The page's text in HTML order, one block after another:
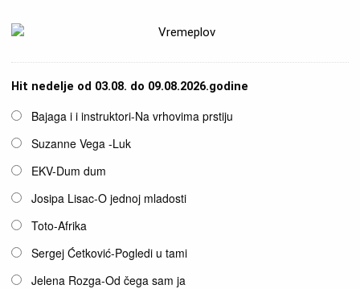
Hit nedelje od 03.08. do 09.08.2026.godine
OpcijeBajaga i i instruktori-Na vrhovima prstiju
Suzanne Vega -Luk
EKV-Dum dum
Josipa Lisac-O jednoj mladosti
Toto-Afrika
Sergej Ćetković-Pogledi u tami
Jelena Rozga-Od čega sam ja